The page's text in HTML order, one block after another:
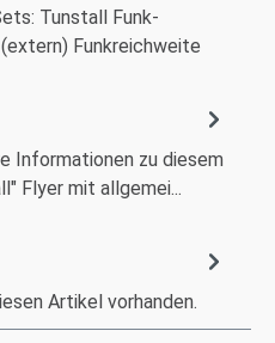
Tunstall Funk-
Funkreichweite
Informationen zu diesem
Flyer mit allgemei...
Artikel vorhanden.